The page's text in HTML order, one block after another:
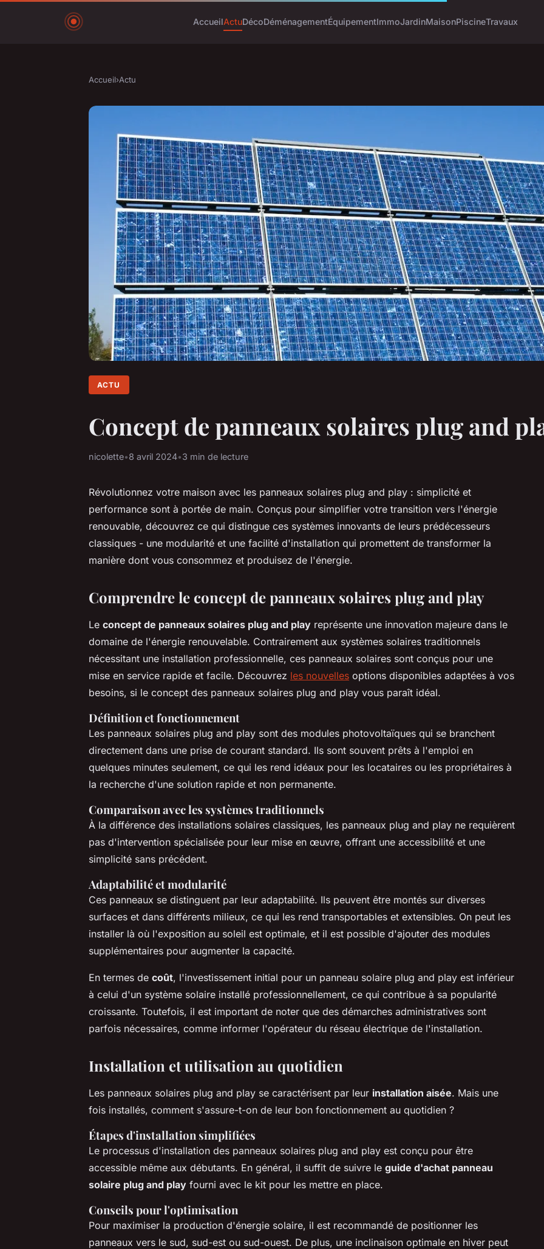
AccueilActuDécoDéménagementÉquipementImmoJardinMaisonPiscineTravaux
Accueil›Actu
ACTU
Concept de panneaux solaires plug and
nicolette•8 avril 2024•3 min de lecture
Révolutionnez votre maison avec les panneaux solaires plug and play : simplicité et
performance sont à portée de main. Conçus pour simplifier votre transition vers l'énergie
renouvable, découvrez ce qui distingue ces systèmes innovants de leurs prédécesseurs
classiques - une modularité et une facilité d'installation qui promettent de transformer la
manière dont vous consommez et produisez de l'énergie.
Comprendre le concept de panneaux solaires plug and play
Le concept de panneaux solaires plug and play représente une innovation majeure dans le
domaine de l'énergie renouvelable. Contrairement aux systèmes solaires traditionnels
nécessitant une installation professionnelle, ces panneaux solaires sont conçus pour une
mise en service rapide et facile. Découvrez les nouvelles options disponibles adaptées à vos
besoins, si le concept des panneaux solaires plug and play vous paraît idéal.
Définition et fonctionnement
Les panneaux solaires plug and play sont des modules photovoltaïques qui se branchent
directement dans une prise de courant standard. Ils sont souvent prêts à l'emploi en
quelques minutes seulement, ce qui les rend idéaux pour les locataires ou les propriétaires à
la recherche d'une solution rapide et non permanente.
Comparaison avec les systèmes traditionnels
À la différence des installations solaires classiques, les panneaux plug and play ne requièrent
pas d'intervention spécialisée pour leur mise en œuvre, offrant une accessibilité et une
simplicité sans précédent.
Adaptabilité et modularité
Ces panneaux se distinguent par leur adaptabilité. Ils peuvent être montés sur diverses
surfaces et dans différents milieux, ce qui les rend transportables et extensibles. On peut les
installer là où l'exposition au soleil est optimale, et il est possible d'ajouter des modules
supplémentaires pour augmenter la capacité.
En termes de coût, l'investissement initial pour un panneau solaire plug and play est inférieur
à celui d'un système solaire installé professionnellement, ce qui contribue à sa popularité
croissante. Toutefois, il est important de noter que des démarches administratives sont
parfois nécessaires, comme informer l'opérateur du réseau électrique de l'installation.
Installation et utilisation au quotidien
Les panneaux solaires plug and play se caractérisent par leur installation aisée. Mais une
fois installés, comment s'assure-t-on de leur bon fonctionnement au quotidien ?
Étapes d'installation simplifiées
Le processus d'installation des panneaux solaires plug and play est conçu pour être
accessible même aux débutants. En général, il suffit de suivre le guide d'achat panneau
solaire plug and play fourni avec le kit pour les mettre en place.
Conseils pour l'optimisation
Pour maximiser la production d'énergie solaire, il est recommandé de positionner les
panneaux vers le sud, sud-est ou sud-ouest. De plus, une inclinaison optimale en hiver peut